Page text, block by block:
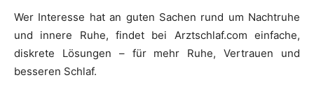
Wer Interesse hat an guten Sachen rund um Nachtruhe
und innere Ruhe, findet bei Arztschlaf.com einfache,
diskrete Lösungen – für mehr Ruhe, Vertrauen und
besseren Schlaf.